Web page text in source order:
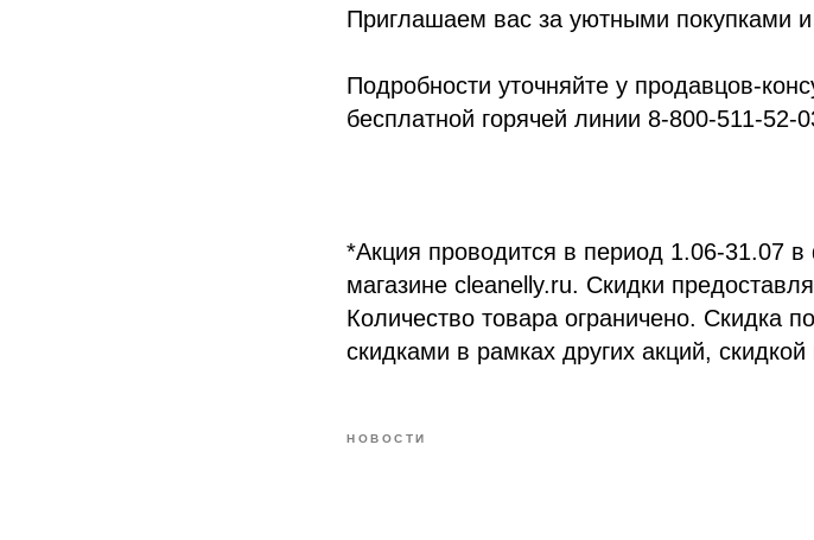
Приглашаем вас за уютными покупками и
Подробности уточняйте у продавцов-
бесплатной горячей линии 8-800-511-52-
*Акция проводится в период 1.06-31.07
магазине cleanelly.ru. Скидки
Количество товара ограничено. Скидка
скидками в рамках других акций,
НОВОСТИ